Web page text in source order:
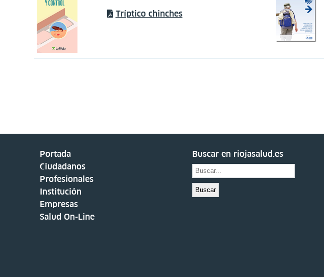
Tríptico chinches
Portada
Ciudadanos
Profesionales
Institución
Empresas
Salud On-Line
Buscar en riojasalud.es
Buscar